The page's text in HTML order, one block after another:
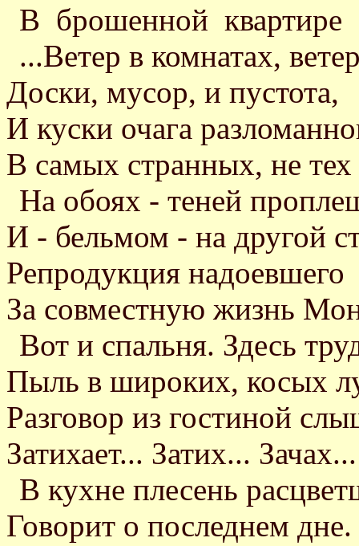
В брошенной квартире
...Ветер в комнатах,
Доски, мусор, и пустота,
И куски очага
В самых странных, не тех
На обоях - теней
И - бельмом - на другой
Репродукция надоевшего
За совместную жизнь
Вот и спальня. Здесь
Пыль в широких, косых
Разговор из гостиной
Затихает... Затих... Зачах...
В кухне плесень
Говорит о последнем дне.